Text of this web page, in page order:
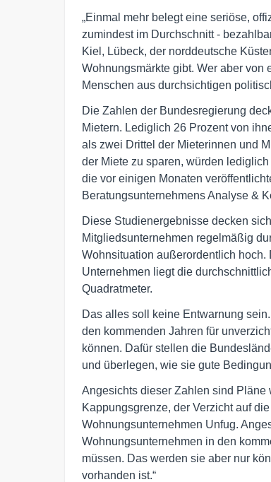
„Einmal mehr belegt eine seriöse,
zumindest im Durchschnitt -
Kiel, Lübeck, der norddeutsche
Wohnungsmärkte gibt. Wer aber von
Menschen aus durchsichtigen
Die Zahlen der Bundesregierung
Mietern. Lediglich 26 Prozent von
als zwei Drittel der Mieterinnen und
der Miete zu sparen, würden
die vor einigen Monaten
Beratungsunternehmens Analyse &
Diese Studienergebnisse decken
Mitgliedsunternehmen regelmäßig
Wohnsituation außerordentlich
Unternehmen liegt die
Quadratmeter.
Das alles soll keine Entwarnung
den kommenden Jahren für
können. Dafür stellen die
und überlegen, wie sie gute
Angesichts dieser Zahlen sind
Kappungsgrenze, der Verzicht auf
Wohnungsunternehmen Unfug.
Wohnungsunternehmen in den
müssen. Das werden sie aber nur
vorhanden ist.“